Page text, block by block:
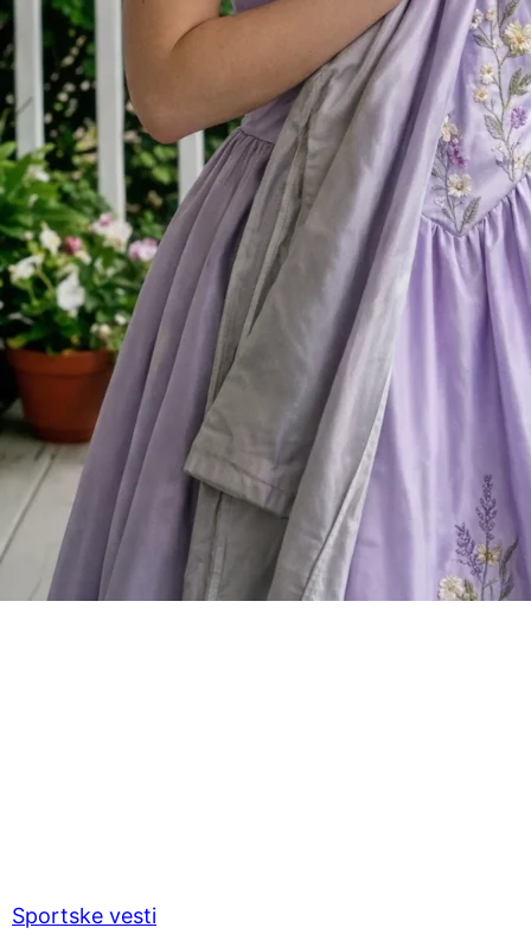
Sportske vesti